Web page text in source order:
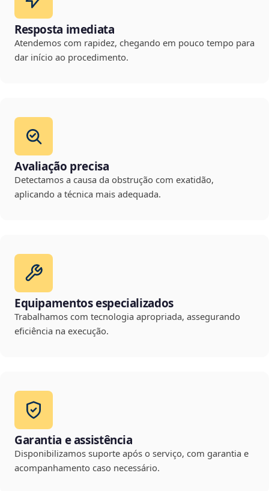
Resposta imediata
Atendemos com rapidez, chegando em pouco tempo para
dar início ao procedimento.
Avaliação precisa
Detectamos a causa da obstrução com exatidão,
aplicando a técnica mais adequada.
Equipamentos especializados
Trabalhamos com tecnologia apropriada, assegurando
eficiência na execução.
Garantia e assistência
Disponibilizamos suporte após o serviço, com garantia e
acompanhamento caso necessário.